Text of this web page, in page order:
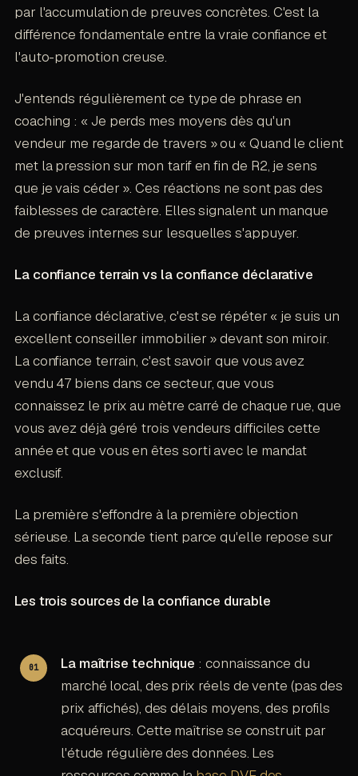
par l'accumulation de preuves concrètes. C'est la
différence fondamentale entre la vraie confiance et
l'auto-promotion creuse.
J'entends régulièrement ce type de phrase en
coaching : « Je perds mes moyens dès qu'un
vendeur me regarde de travers » ou « Quand le client
met la pression sur mon tarif en fin de R2, je sens
que je vais céder ». Ces réactions ne sont pas des
faiblesses de caractère. Elles signalent un manque
de preuves internes sur lesquelles s'appuyer.
La confiance terrain vs la confiance déclarative
La confiance déclarative, c'est se répéter « je suis un
excellent conseiller immobilier » devant son miroir.
La confiance terrain, c'est savoir que vous avez
vendu 47 biens dans ce secteur, que vous
connaissez le prix au mètre carré de chaque rue, que
vous avez déjà géré trois vendeurs difficiles cette
année et que vous en êtes sorti avec le mandat
exclusif.
La première s'effondre à la première objection
sérieuse. La seconde tient parce qu'elle repose sur
des faits.
Les trois sources de la confiance durable
La maîtrise technique : connaissance du
marché local, des prix réels de vente (pas des
prix affichés), des délais moyens, des profils
acquéreurs. Cette maîtrise se construit par
l'étude régulière des données. Les